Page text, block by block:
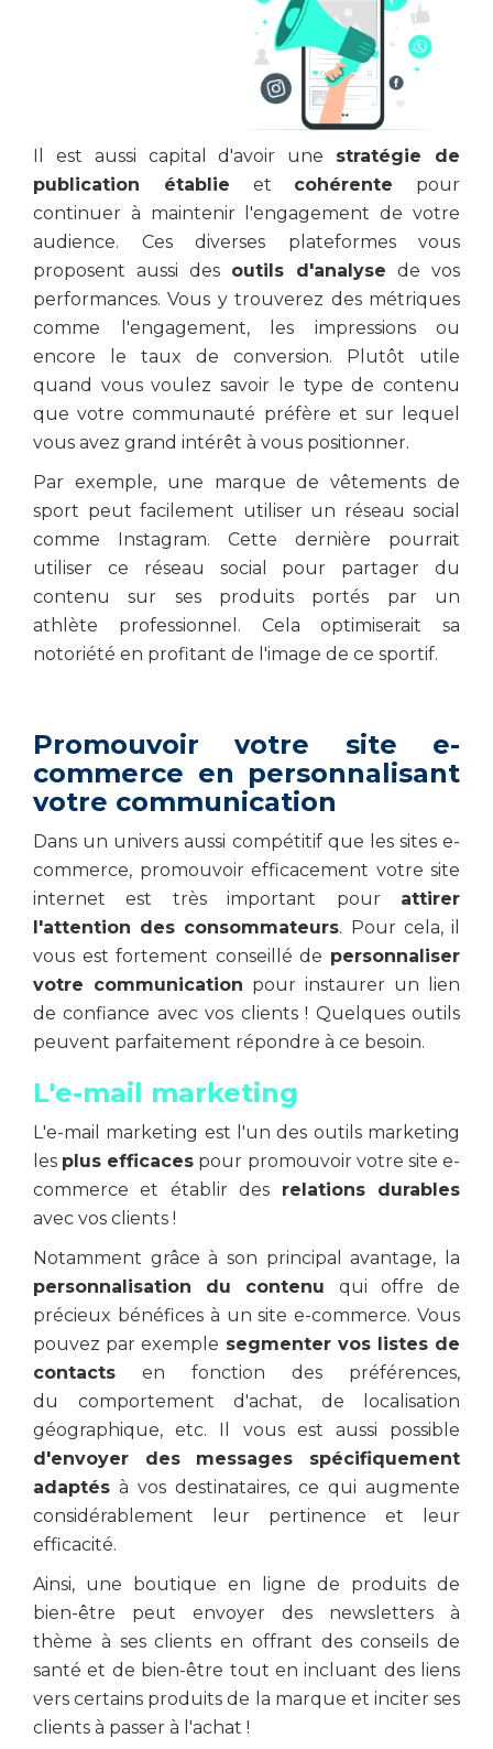
Il est aussi capital d'avoir une stratégie de
publication établie et cohérente pour
continuer à maintenir l'engagement de votre
audience. Ces diverses plateformes vous
proposent aussi des outils d'analyse de vos
performances. Vous y trouverez des métriques
comme l'engagement, les impressions ou
encore le taux de conversion. Plutôt utile
quand vous voulez savoir le type de contenu
que votre communauté préfère et sur lequel
vous avez grand intérêt à vous positionner.
Par exemple, une marque de vêtements de
sport peut facilement utiliser un réseau social
comme Instagram. Cette dernière pourrait
utiliser ce réseau social pour partager du
contenu sur ses produits portés par un
athlète professionnel. Cela optimiserait sa
notoriété en profitant de l'image de ce sportif.
Promouvoir votre site e-
commerce en personnalisant
votre communication
Dans un univers aussi compétitif que les sites e-
commerce, promouvoir efficacement votre site
internet est très important pour attirer
l'attention des consommateurs. Pour cela, il
vous est fortement conseillé de personnaliser
votre communication pour instaurer un lien
de confiance avec vos clients ! Quelques outils
peuvent parfaitement répondre à ce besoin.
L'e-mail marketing
L'e-mail marketing est l'un des outils marketing
les plus efficaces pour promouvoir votre site e-
commerce et établir des relations durables
avec vos clients !
Notamment grâce à son principal avantage, la
personnalisation du contenu qui offre de
précieux bénéfices à un site e-commerce. Vous
pouvez par exemple segmenter vos listes de
contacts en fonction des préférences,
du comportement d'achat, de localisation
géographique, etc. Il vous est aussi possible
d'envoyer des messages spécifiquement
adaptés à vos destinataires, ce qui augmente
considérablement leur pertinence et leur
efficacité.
Ainsi, une boutique en ligne de produits de
bien-être peut envoyer des newsletters à
thème à ses clients en offrant des conseils de
santé et de bien-être tout en incluant des liens
vers certains produits de la marque et inciter ses
clients à passer à l'achat !